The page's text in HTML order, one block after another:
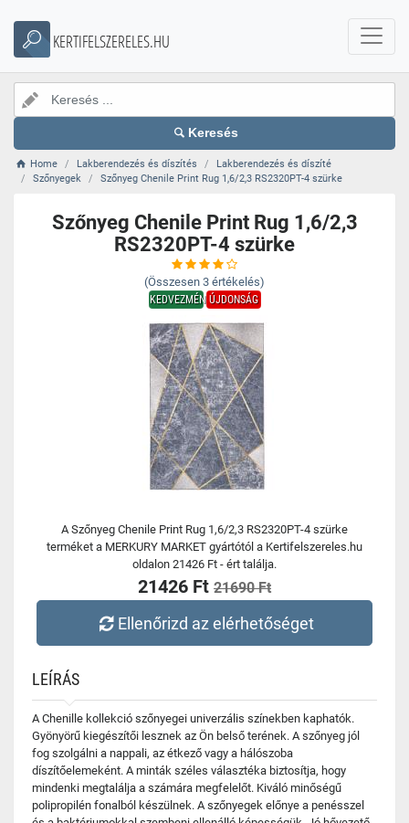
KERTIFELSZERELES.HU
Keresés
Home Lakberendezés és díszítés
Lakberendezés és díszíté
Szőnyegek
Szőnyeg Chenile Print Rug 1,6/2,3 RS2320PT-4 szürke
Szőnyeg Chenile Print Rug 1,6/2,3
RS2320PT-4 szürke
(Összesen 3 értékelés)
KEDVEZMÉNYÚJDONSÁG
A Szőnyeg Chenile Print Rug 1,6/2,3 RS2320PT-4 szürke
terméket a MERKURY MARKET gyártótól a Kertifelszereles.hu
oldalon 21426 Ft - ért találja.
21426 Ft 21690 Ft
Ellenőrizd az elérhetőséget
LEÍRÁS
A Chenille kollekció szőnyegei univerzális színekben kaphatók.
Gyönyörű kiegészítői lesznek az Ön belső terének. A szőnyeg jól
fog szolgálni a nappali, az étkező vagy a hálószoba
díszítőelemeként. A minták széles választéka biztosítja, hogy
mindenki megtalálja a számára megfelelőt. Kiváló minőségű
polipropilén fonalból készülnek. A szőnyegek előnye a penésszel